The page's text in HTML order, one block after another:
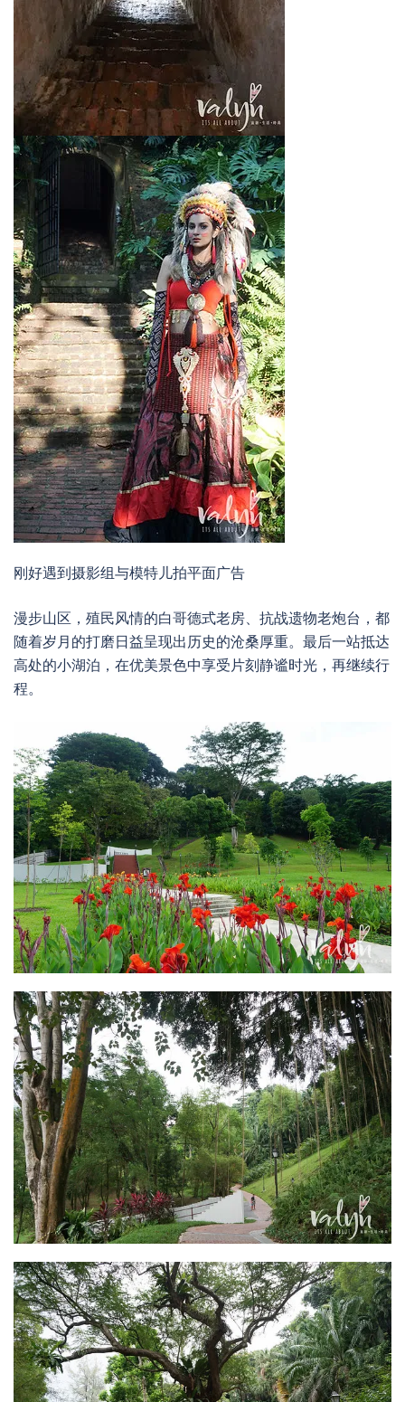
刚好遇到摄影组与模特儿拍平面广告
漫步山区，殖民风情的白哥德式老房、抗战遗物老炮台，都
随着岁月的打磨日益呈现出历史的沧桑厚重。最后一站抵达
高处的小湖泊，在优美景色中享受片刻静谧时光，再继续行
程。